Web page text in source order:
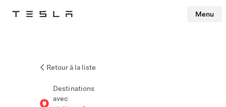
Tesla Menu
Retour à la liste
Destinations
avec